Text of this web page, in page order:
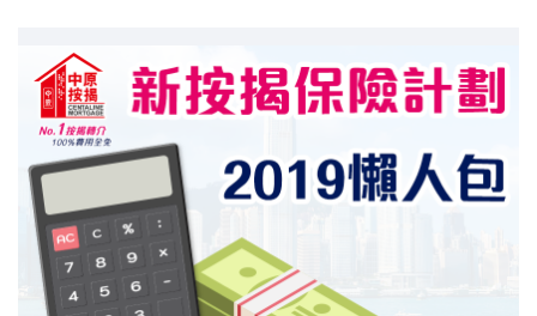
免费开户转介服务
私人贷款
优惠礼遇
新盘优越按揭优惠